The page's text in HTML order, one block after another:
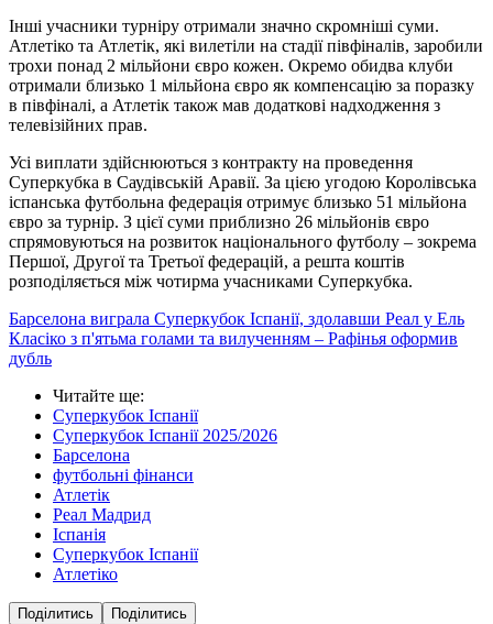
Інші учасники турніру отримали значно скромніші суми.
Атлетіко та Атлетік, які вилетіли на стадії півфіналів, заробили
трохи понад 2 мільйони євро кожен. Окремо обидва клуби
отримали близько 1 мільйона євро як компенсацію за поразку
в півфіналі, а Атлетік також мав додаткові надходження з
телевізійних прав.
Усі виплати здійснюються з контракту на проведення
Суперкубка в Саудівській Аравії. За цією угодою Королівська
іспанська футбольна федерація отримує близько 51 мільйона
євро за турнір. З цієї суми приблизно 26 мільйонів євро
спрямовуються на розвиток національного футболу – зокрема
Першої, Другої та Третьої федерацій, а решта коштів
розподіляється між чотирма учасниками Суперкубка.
Барселона виграла Суперкубок Іспанії, здолавши Реал у Ель
Класіко з п'ятьма голами та вилученням – Рафінья оформив
дубль
Читайте ще:
Суперкубок Іспанії
Суперкубок Іспанії 2025/2026
Барселона
футбольні фінанси
Атлетік
Реал Мадрид
Іспанія
Суперкубок Іспанії
Атлетіко
Поділитись Поділитись